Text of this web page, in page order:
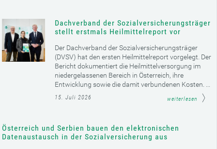
Dachverband der Sozialversicherungsträger
stellt erstmals Heilmittelreport vor
Der Dachverband der Sozialversicherungsträger
(DVSV) hat den ersten Heilmittelreport vorgelegt. Der
Bericht dokumentiert die Heilmittelversorgung im
niedergelassenen Bereich in Österreich, ihre
Entwicklung sowie die damit verbundenen Kosten. ...
15. Juli 2026 weiterlesen
Österreich und Serbien bauen den elektronischen
Datenaustausch in der Sozialversicherung aus